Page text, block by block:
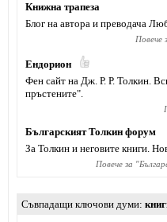
Книжна трапеза
Блог на автора и преводача
Повече
Ендорион
Фен сайт на Дж. Р. Р. Толкин.
пръстените".
Българският Толкин форум
За Толкин и неговите книги.
Повече за "
Съвпадащи ключови думи